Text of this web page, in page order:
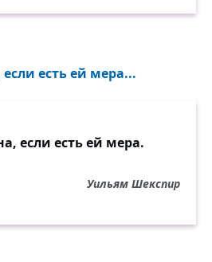
есть ей мера...
если есть ей мера.
Уильям Шекспир